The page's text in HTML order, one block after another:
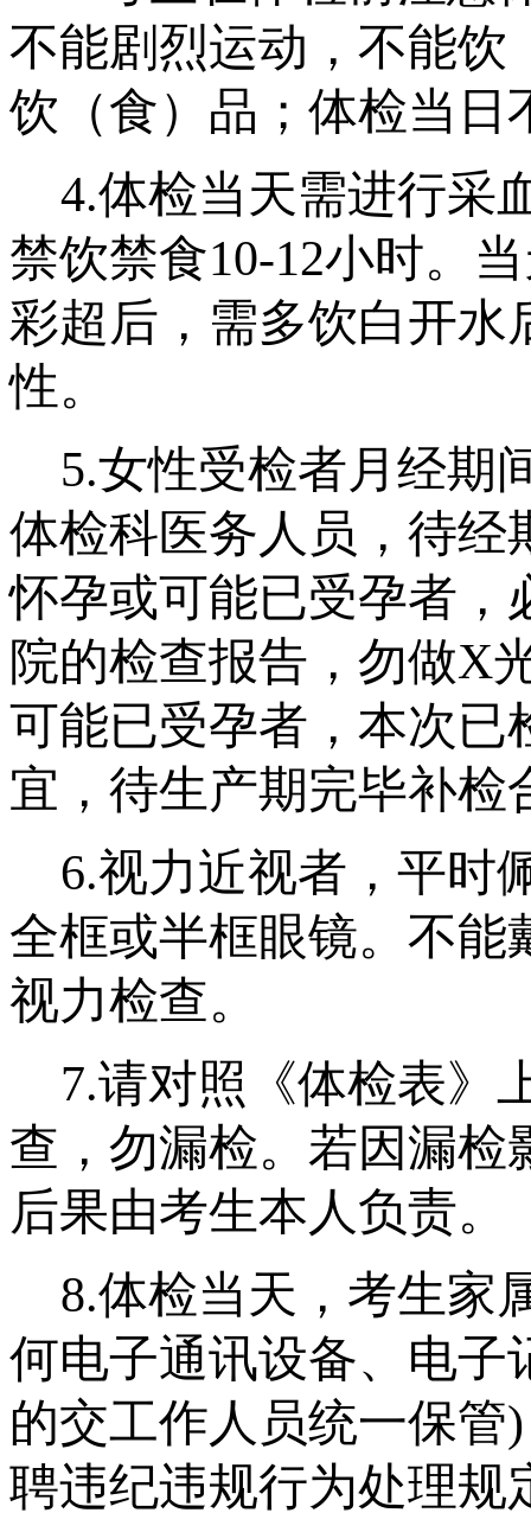
不能剧烈运动，不能饮
饮（食）品；体检当日
4.体检当天需进行采
禁饮禁食10-12小时。
彩超后，需多饮白开水
性。
5.女性受检者月经期
体检科医务人员，待经
怀孕或可能已受孕者，
院的检查报告，勿做X
可能已受孕者，本次已
宜，待生产期完毕补检
6.视力近视者，平时
全框或半框眼镜。不能
视力检查。
7.请对照《体检表》
查，勿漏检。若因漏检
后果由考生本人负责。
8.体检当天，考生家
何电子通讯设备、电子
的交工作人员统一保管
聘违纪违规行为处理规